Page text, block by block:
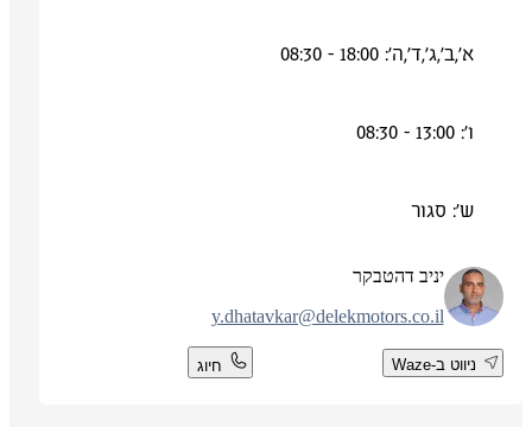
א',ב',ג',ד',ה': 18:00 - 08:30
ש': סגור
יניב דהטבקר
y.dhatavkar@delekmotors.co.il
ניווט ב-Waze חיוג